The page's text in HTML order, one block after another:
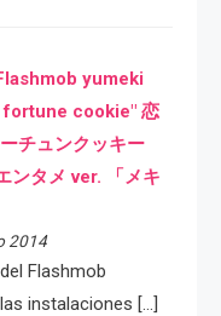
yumeki
fortune cookie" 恋
チュンクッキー
ンタメ ver. 「メキ
2014
Flashmob
instalaciones […]